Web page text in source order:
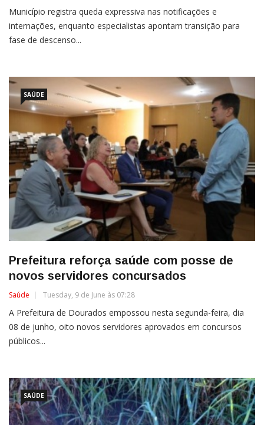
Município registra queda expressiva nas notificações e
internações, enquanto especialistas apontam transição para
fase de descenso...
SAÚDE
Prefeitura reforça saúde com posse de
novos servidores concursados
Saúde Tuesday, 9 de June às 07:28
A Prefeitura de Dourados empossou nesta segunda-feira, dia
08 de junho, oito novos servidores aprovados em concursos
públicos...
SAÚDE